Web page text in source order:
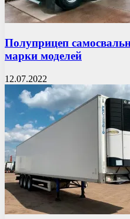
Полуприцеп
марки моделей
12.07.2022